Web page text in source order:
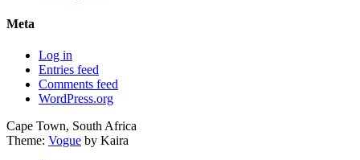
Meta
Log in
Entries feed
Comments feed
WordPress.org
Cape Town, South Africa
Theme: Vogue by Kaira